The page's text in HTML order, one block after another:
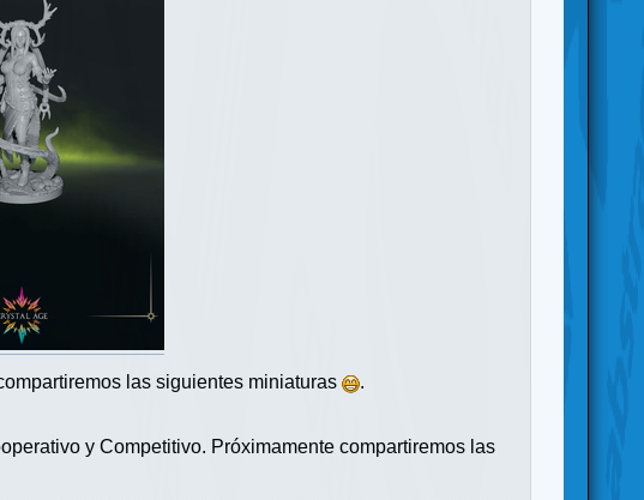
las siguientes miniaturas .
y Competitivo. Próximamente compartiremos las